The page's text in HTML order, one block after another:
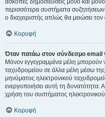
άσκοπες δημοσιεύσεις μόνο και
περισσότερα συστήματα συζητήσεων
ο διαχειριστής απλώς θα μειώσει
Κορυφή
Όταν πατάω στον σύνδεσμο email
Μόνον εγγεγραμμένα μέλη μπορούν
ταχυδρομείου σε άλλα μέλη μέσω
μηνύματος ηλεκτρονικού
ενεργοποιήσει αυτή τη δυνατότητα.
χρήση του συστήματος
Κορυφή